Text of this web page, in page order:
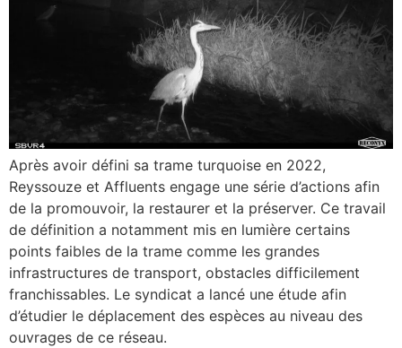
Après avoir défini sa trame turquoise en 2022,
Reyssouze et Affluents engage une série d’actions afin
de la promouvoir, la restaurer et la préserver. Ce travail
de définition a notamment mis en lumière certains
points faibles de la trame comme les grandes
infrastructures de transport, obstacles difficilement
franchissables. Le syndicat a lancé une étude afin
d’étudier le déplacement des espèces au niveau des
ouvrages de ce réseau.